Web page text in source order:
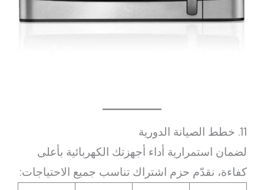
11. خطط الصيانة الدورية
لضمان استمرارية أداء أجهزتك الكهربائية بأعلى
كفاءة، نقدّم حزم اشتراك تناسب جميع الاحتياجات: